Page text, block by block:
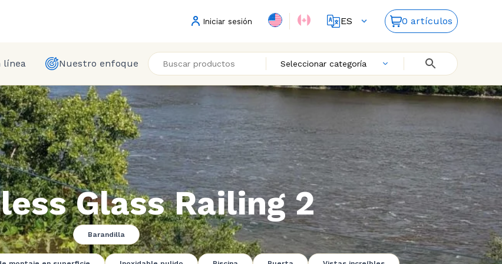
Iniciar sesión
ES
EN
0 artículos
línea Nuestro enfoque Seleccionar categoría
Glass Railing 2
Barandilla